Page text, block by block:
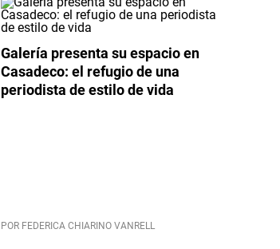
Galería presenta su espacio en
Casadeco: el refugio de una
periodista de estilo de vida
POR FEDERICA CHIARINO VANRELL